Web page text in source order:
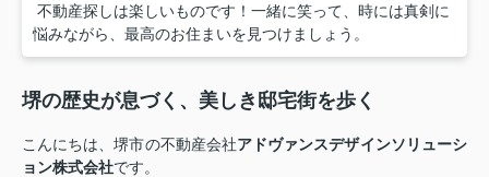
不動産探しは楽しいものです！一緒に笑って、時には真剣に
悩みながら、最高のお住まいを見つけましょう。
堺の歴史が息づく、美しき邸宅街を歩く
こんにちは、堺市の不動産会社アドヴァンスデザインソリューシ
ョン株式会社です。